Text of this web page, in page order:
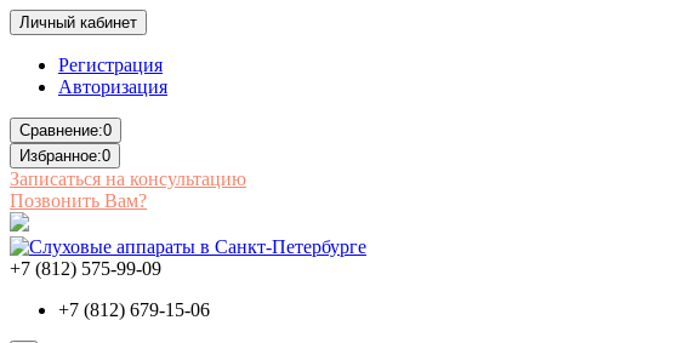
Личный кабинет
Регистрация
Авторизация
Сравнение:0
Избранное:0
Записаться на консультацию
Позвонить Вам?
+7 (812) 575-99-09
+7 (812) 679-15-06